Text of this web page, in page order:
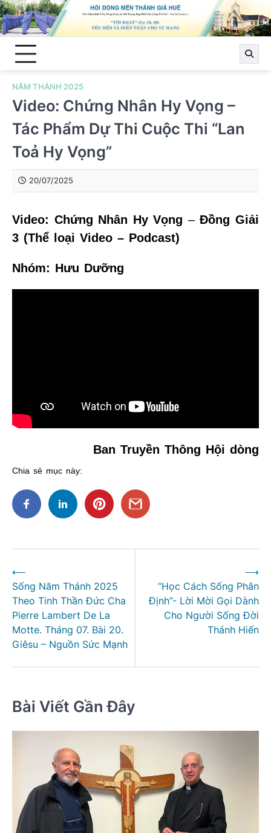
Skip
to
content
NĂM THÁNH 2025
Video: Chứng Nhân Hy Vọng –
Tác Phẩm Dự Thi Cuộc Thi “Lan
Toả Hy Vọng”
20/07/2025
Video: Chứng Nhân Hy Vọng –Đồng Giải
3 (Thể loại Video – Podcast)
Nhóm: Hưu Dưỡng
Ban Truyền Thông Hội dòng
Chia sẻ mục này:
hướng
bài
viết
⟵
Sống Năm Thánh 2025
Theo Tinh Thần Đức Cha
Pierre Lambert De La
Motte. Tháng 07. Bài 20.
Giêsu – Nguồn Sức Mạnh
“Học Cách Sống Phân
Định”- Lời Mời Gọi Dành
Cho Người Sống Đời
Thánh Hiến
⟶
Bài Viết Gần Đây